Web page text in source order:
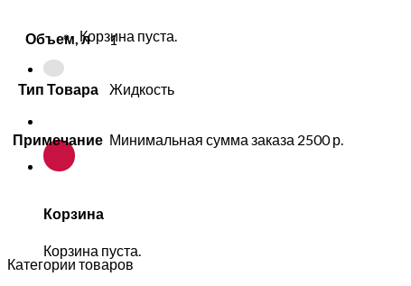
Корзина пуста.
Корзина
Корзина пуста.
Объем, л 1
Тип Товара Жидкость
Примечание Минимальная сумма заказа 2500 р.
Категории товаров